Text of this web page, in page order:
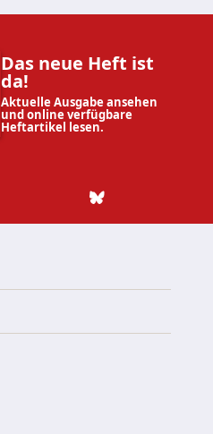
Das neue Heft ist
da!
Aktuelle Ausgabe ansehen
und online verfügbare
Heftartikel lesen.